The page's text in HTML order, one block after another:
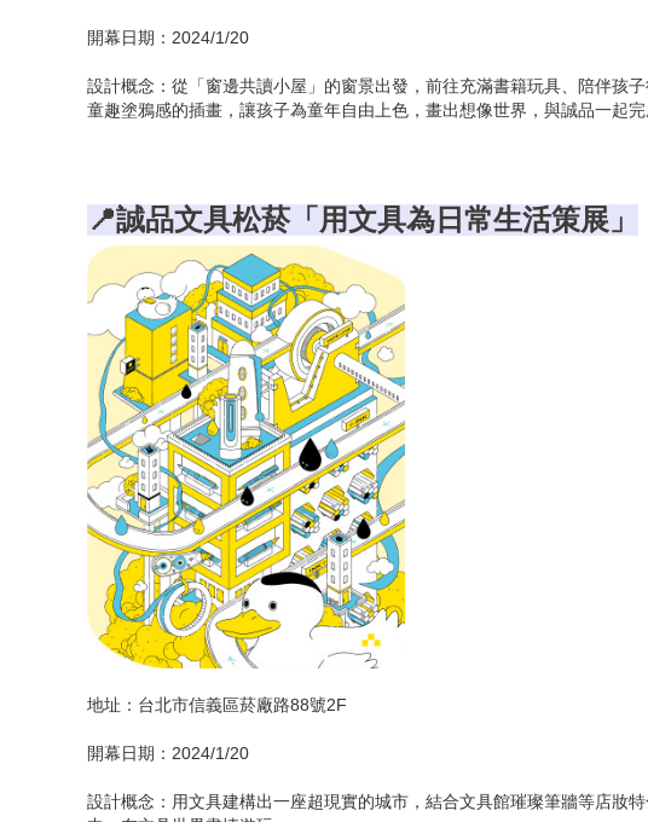
📍誠品書店台南「閱讀生活的當代復興」
📍誠品書店東港王船限定店「築一艘書本的船，向無垠辭海遠
📍誠品書店衛武營限定店「我歌、我舞、我閱讀」
📍誠品書店嘉義市立美術館限定店「藝術與閱讀的美好邂逅」
📍誠品書店新港培桂堂限定店「小店舖大視野，站在新港看世
開幕日期：2024/1/20
設計概念：從「窗邊共讀小屋」的窗景出發，前往充滿書籍玩具、陪伴孩子
童趣塗鴉感的插畫，讓孩子為童年自由上色，畫出想像世界，與誠品一起完
📍誠品文具松菸「用文具為日常生活策展」
地址：台北市信義區菸廠路88號2F
開幕日期：2024/1/20
設計概念：用文具建構出一座超現實的城市，結合文具館璀璨筆牆等店妝